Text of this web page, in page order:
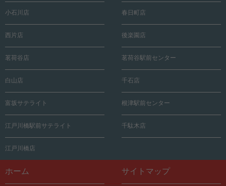
小石川店 春日町店
西片店 後楽園店
茗荷谷店 茗荷谷駅前センター
白山店 千石店
富坂サテライト 根津駅前センター
江戸川橋駅前サテライト 千駄木店
江戸川橋店
ホーム サイトマップ